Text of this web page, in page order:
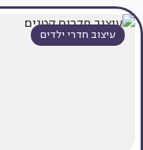
עיצוב חדרי ילדים